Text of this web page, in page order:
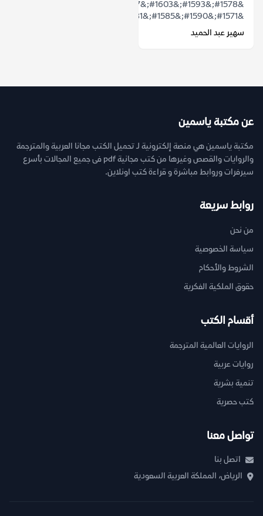
&#1571;&#1590;&#1585;&#1581;&#1577;...
سهير عبد الحميد
عن مكتبة ياسمين
مكتبة ياسمين هي منصة إلكترونية لـ تحميل الكتب مجانا العربية والمترجمة
والروايات والقصص وغيرها من كتب مجانية pdf فى جميع المجالات بأسرع
سيرفرات وروابط مباشرة و قراءة كتب اونلاين.
روابط سريعة
من نحن
سياسة الخصوصية
الشروط والأحكام
حقوق الملكية الفكرية
أقسام الكتب
الروايات العالمية المترجمة
روايات عربية
تنمية بشرية
كتب حصرية
تواصل معنا
اتصل بنا
الرياض، المملكة العربية السعودية